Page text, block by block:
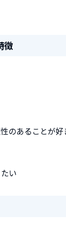
徴
のあることが好
い